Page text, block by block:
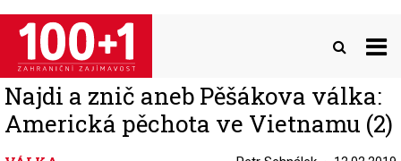
Přejít
hlavnímu
obsahu
Najdi a znič aneb Pěšákova válka:
Americká pěchota ve Vietnamu (2)